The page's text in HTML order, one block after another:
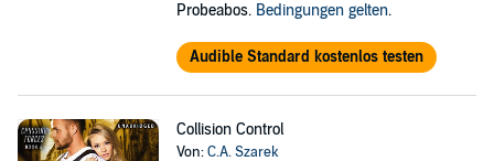
Probeabos. Bedingungen gelten.
Audible Standard kostenlos testen
Collision Control
Von:C.A. Szarek